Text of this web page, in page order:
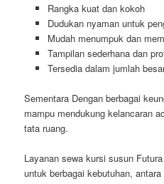
Rangka kuat dan kokoh
Dudukan nyaman untuk
Mudah menumpuk dan
Tampilan sederhana dan
Tersedia dalam jumlah
Sementara Dengan berbagai
mampu mendukung kelancaran
tata ruang.
Layanan sewa kursi susun
untuk berbagai kebutuhan, antara